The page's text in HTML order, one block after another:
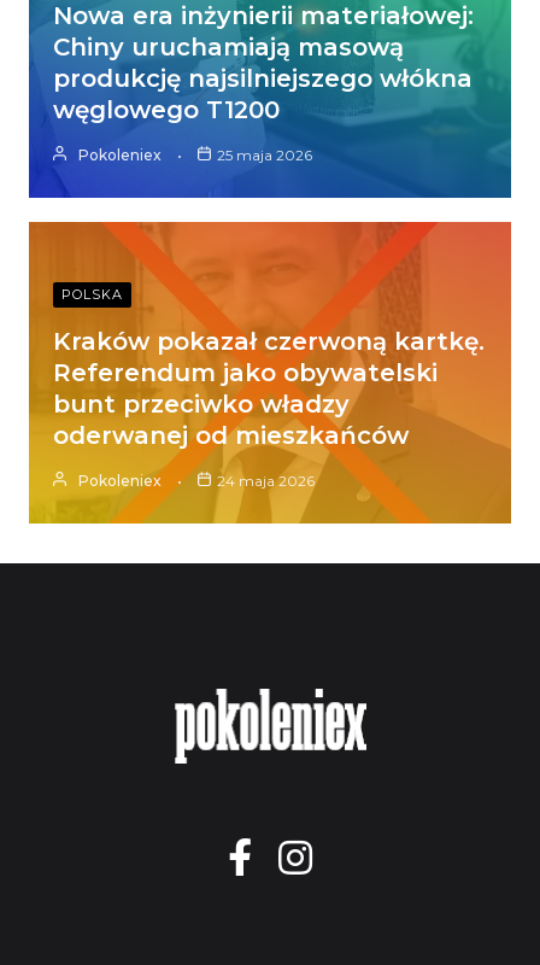
Nowa era inżynierii materiałowej:
Chiny uruchamiają masową
produkcję najsilniejszego włókna
węglowego T1200
Pokoleniex 25 maja 2026
POLSKA
Kraków pokazał czerwoną kartkę.
Referendum jako obywatelski
bunt przeciwko władzy
oderwanej od mieszkańców
Pokoleniex 24 maja 2026